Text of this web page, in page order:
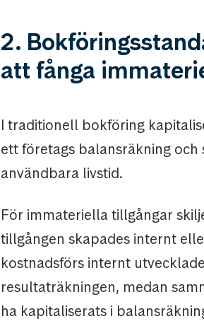
2.
att fånga
I traditionell bokföring
ett företags balansräkning och
användbara livstid.
För immateriella tillgångar
tillgången skapades internt
kostnadsförs internt
resultaträkningen, medan
ha kapitaliserats i